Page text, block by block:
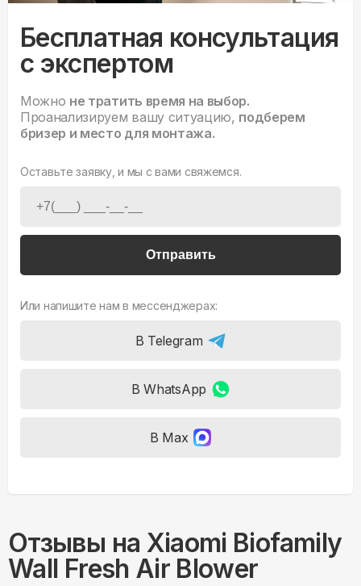
Бесплатная консультация
с экспертом
Можно не тратить время на выбор.
Проанализируем вашу ситуацию, подберем
бризер и место для монтажа.
Оставьте заявку, и мы с вами свяжемся.
Отправить
Или напишите нам в мессенджерах:
В Telegram
В WhatsApp
В Max
Отзывы на Xiaomi Biofamily
Wall Fresh Air Blower